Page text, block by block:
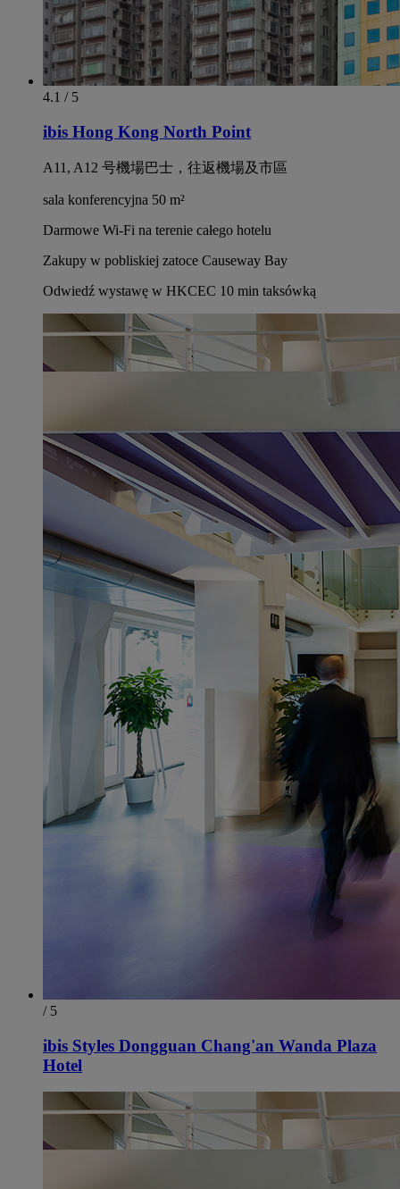
4.1 / 5
ibis Hong Kong North Point
A11, A12 号機場巴士，往返機場及市區
sala konferencyjna 50 m²
Darmowe Wi‑Fi na terenie całego hotelu
Zakupy w pobliskiej zatoce Causeway Bay
Odwiedź wystawę w HKCEC 10 min taksówką
/ 5
ibis Styles Dongguan Chang'an Wanda Plaza
Hotel